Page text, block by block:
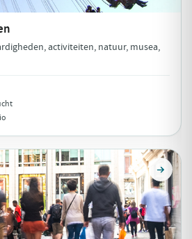
activiteiten, natuur, musea,